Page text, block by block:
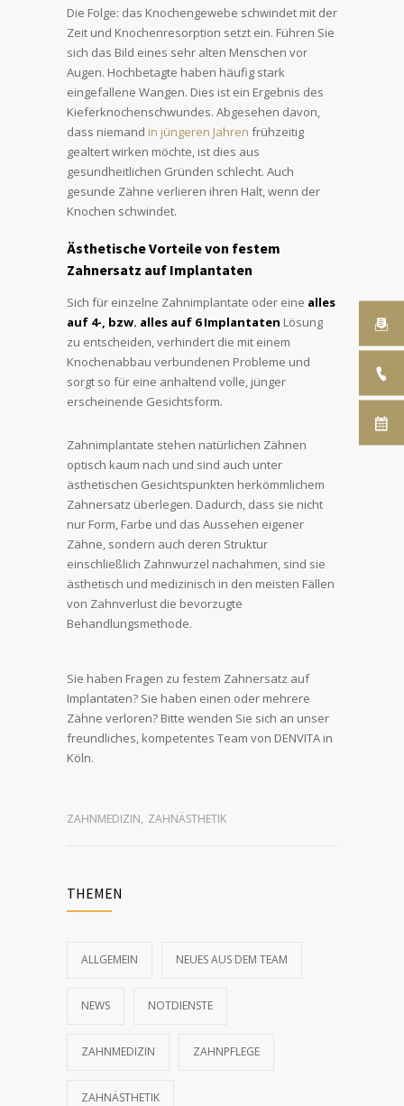
Die Folge: das Knochengewebe schwindet mit der
Zeit und Knochenresorption setzt ein. Führen Sie
sich das Bild eines sehr alten Menschen vor
Augen. Hochbetagte haben häufig stark
eingefallene Wangen. Dies ist ein Ergebnis des
Kieferknochenschwundes. Abgesehen davon,
dass niemand in jüngeren Jahren frühzeitig
gealtert wirken möchte, ist dies aus
gesundheitlichen Gründen schlecht. Auch
gesunde Zähne verlieren ihren Halt, wenn der
Knochen schwindet.
Ästhetische Vorteile von festem
Zahnersatz auf Implantaten
Sich für einzelne Zahnimplantate oder eine alles
auf 4-, bzw. alles auf 6 Implantaten Lösung
zu entscheiden, verhindert die mit einem
Knochenabbau verbundenen Probleme und
sorgt so für eine anhaltend volle, jünger
erscheinende Gesichtsform.
Zahnimplantate stehen natürlichen Zähnen
optisch kaum nach und sind auch unter
ästhetischen Gesichtspunkten herkömmlichem
Zahnersatz überlegen. Dadurch, dass sie nicht
nur Form, Farbe und das Aussehen eigener
Zähne, sondern auch deren Struktur
einschließlich Zahnwurzel nachahmen, sind sie
ästhetisch und medizinisch in den meisten Fällen
von Zahnverlust die bevorzugte
Behandlungsmethode.
Sie haben Fragen zu festem Zahnersatz auf
Implantaten? Sie haben einen oder mehrere
Zähne verloren? Bitte wenden Sie sich an unser
freundliches, kompetentes Team von DENVITA in
Köln.
ZAHNMEDIZIN, ZAHNÄSTHETIK
THEMEN
ALLGEMEIN NEUES AUS DEM TEAM
NEWS NOTDIENSTE
ZAHNMEDIZIN ZAHNPFLEGE
ZAHNÄSTHETIK